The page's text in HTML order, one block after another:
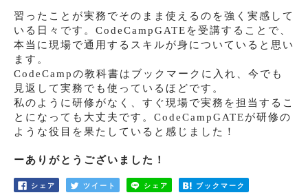
習ったことが実務でそのまま使えるのを強く実感して
いる日々です。CodeCampGATEを受講することで、
本当に現場で通用するスキルが身についていると思い
ます。
CodeCampの教科書はブックマークに入れ、今でも
見返して実務でも使っているほどです。
私のように研修がなく、すぐ現場で実務を担当するこ
とになっても大丈夫です。CodeCampGATEが研修の
ような役目を果たしていると感じました！
ーありがとうございました！
シェア ツイート シェア ブックマーク